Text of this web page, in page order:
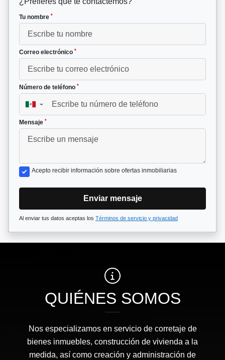
Tu nombre *
Correo electrónico *
Número de teléfono *
▼
Mensaje *
Acepto recibir información sobre ofertas inmobiliarias
Enviar mensaje
Al enviar tus datos aceptas los Términos de servicio y privacidad
QUIÉNES SOMOS
Nos especializamos en servicio de corretaje de
bienes inmuebles, construcción de vivienda a la
medida, así como creación y administración de